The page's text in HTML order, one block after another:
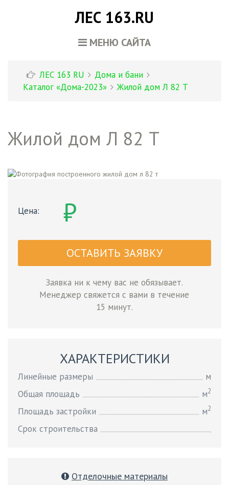
ЛЕС 163.RU
МЕНЮ САЙТА
ЛЕС 163 RU
Дома и бани
Каталог «Дома-2023»
Жилой дом Л 82 Т
Жилой дом Л 82 Т
Цена: ₽
ОСТАВИТЬ ЗАЯВКУ
Заявка ни к чему вас не обязывает.
Менеджер свяжется с вами в течение
15 минут.
ХАРАКТЕРИСТИКИ
Линейные размеры
м
Общая площадь
м2
Площадь застройки м2
Срок строительства
Отделочные материалы